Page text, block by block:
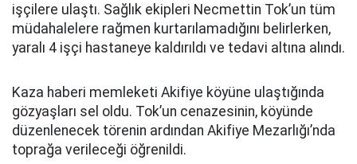
işçilere ulaştı. Sağlık ekipleri Necmettin Tok’un tüm
müdahalelere rağmen kurtarılamadığını belirlerken,
yaralı 4 işçi hastaneye kaldırıldı ve tedavi altına alındı.
Kaza haberi memleketi Akifiye köyüne ulaştığında
gözyaşları sel oldu. Tok’un cenazesinin, köyünde
düzenlenecek törenin ardından Akifiye Mezarlığı’nda
toprağa verileceği öğrenildi.